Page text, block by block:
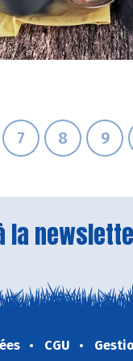
7 8 9
la
CGU